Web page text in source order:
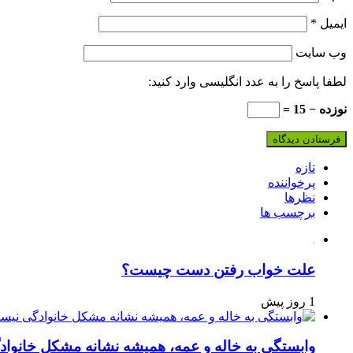
ایمیل *
وب‌ سایت
لطفا پاسخ را به عدد انگلیسی وارد کنید:
نوزده − 15 =
تازه
پرخواننده
نظرها
برچسب ها
علت خواب رفتن دست چیست؟
1 روز پیش
وابستگی به خاله و عمه، همیشه نشانه مشکل